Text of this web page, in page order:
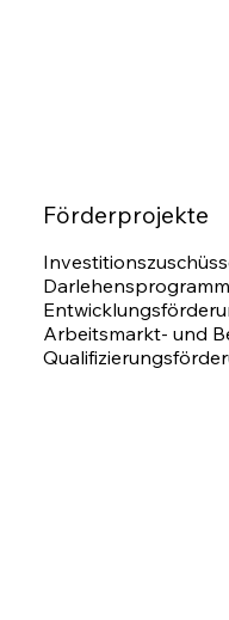
Förderprojekte
Arbeitsmarkt- und